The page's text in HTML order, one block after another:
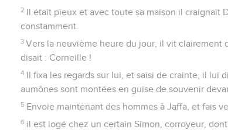
2 Il était pieux et avec toute sa maison il craignait
constamment.
3 Vers la neuvième heure du jour, il vit clairement
disait : Corneille !
4 Il fixa les regards sur lui, et saisi de crainte, il lui
aumônes sont montées en guise de souvenir
5 Envoie maintenant des hommes à Jaffa, et fais
6 il est logé chez un certain Simon, corroyeur,